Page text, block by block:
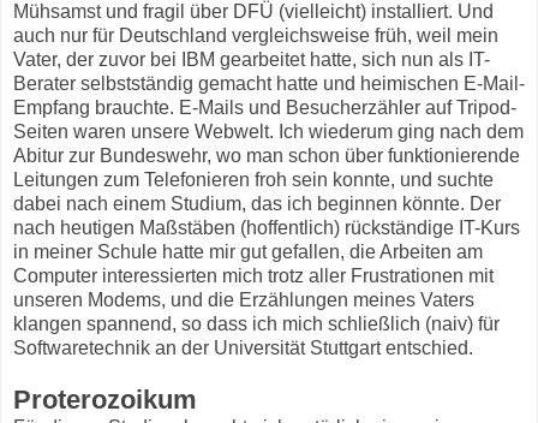
Mühsamst und fragil über DFÜ (vielleicht) installiert. Und
auch nur für Deutschland vergleichsweise früh, weil mein
Vater, der zuvor bei IBM gearbeitet hatte, sich nun als IT-
Berater selbstständig gemacht hatte und heimischen E-Mail-
Empfang brauchte. E-Mails und Besucherzähler auf Tripod-
Seiten waren unsere Webwelt. Ich wiederum ging nach dem
Abitur zur Bundeswehr, wo man schon über funktionierende
Leitungen zum Telefonieren froh sein konnte, und suchte
dabei nach einem Studium, das ich beginnen könnte. Der
nach heutigen Maßstäben (hoffentlich) rückständige IT-Kurs
in meiner Schule hatte mir gut gefallen, die Arbeiten am
Computer interessierten mich trotz aller Frustrationen mit
unseren Modems, und die Erzählungen meines Vaters
klangen spannend, so dass ich mich schließlich (naiv) für
Softwaretechnik an der Universität Stuttgart entschied.
Proterozoikum